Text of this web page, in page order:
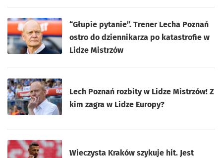
“Głupie pytanie”. Trener Lecha Poznań
ostro do dziennikarza po katastrofie w
Lidze Mistrzów
Lech Poznań rozbity w Lidze Mistrzów! Z
kim zagra w Lidze Europy?
Wieczysta Kraków szykuje hit. Jest